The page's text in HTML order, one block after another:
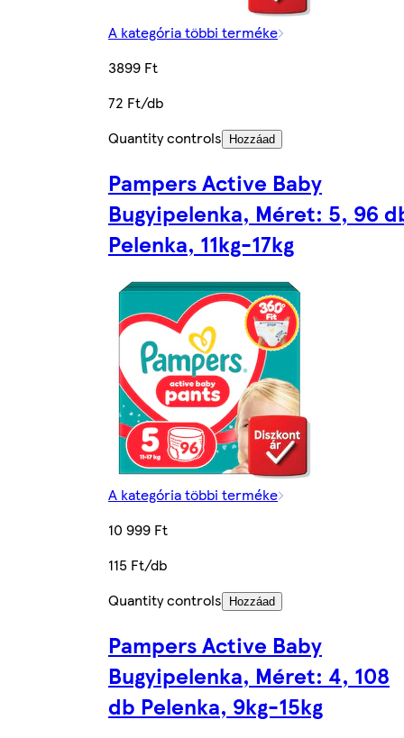
A kategória többi terméke
3899 Ft
72 Ft/db
Quantity controls
Hozzáad
Pampers Active Baby
Bugyipelenka, Méret: 5, 96
Pelenka, 11kg-17kg
A kategória többi terméke
10 999 Ft
115 Ft/db
Quantity controls
Hozzáad
Pampers Active Baby
Bugyipelenka, Méret: 4, 108
db Pelenka, 9kg-15kg